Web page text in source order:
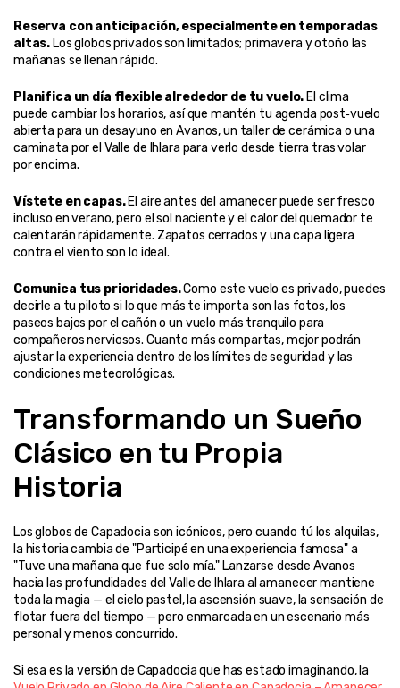
Reserva con anticipación, especialmente en temporadas
altas. Los globos privados son limitados; primavera y otoño las
mañanas se llenan rápido.
Planifica un día flexible alrededor de tu vuelo. El clima
puede cambiar los horarios, así que mantén tu agenda post‑vuelo
abierta para un desayuno en Avanos, un taller de cerámica o una
caminata por el Valle de Ihlara para verlo desde tierra tras volar
por encima.
Vístete en capas. El aire antes del amanecer puede ser fresco
incluso en verano, pero el sol naciente y el calor del quemador te
calentarán rápidamente. Zapatos cerrados y una capa ligera
contra el viento son lo ideal.
Comunica tus prioridades. Como este vuelo es privado, puedes
decirle a tu piloto si lo que más te importa son las fotos, los
paseos bajos por el cañón o un vuelo más tranquilo para
compañeros nerviosos. Cuanto más compartas, mejor podrán
ajustar la experiencia dentro de los límites de seguridad y las
condiciones meteorológicas.
Transformando un Sueño
Clásico en tu Propia
Historia
Los globos de Capadocia son icónicos, pero cuando tú los alquilas,
la historia cambia de "Participé en una experiencia famosa" a
"Tuve una mañana que fue solo mía." Lanzarse desde Avanos
hacia las profundidades del Valle de Ihlara al amanecer mantiene
toda la magia — el cielo pastel, la ascensión suave, la sensación de
flotar fuera del tiempo — pero enmarcada en un escenario más
personal y menos concurrido.